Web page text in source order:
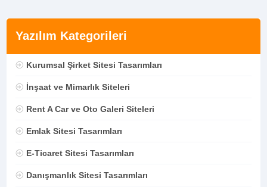
Yazılım Kategorileri
Kurumsal Şirket Sitesi Tasarımları
İnşaat ve Mimarlık Siteleri
Rent A Car ve Oto Galeri Siteleri
Emlak Sitesi Tasarımları
E-Ticaret Sitesi Tasarımları
Danışmanlık Sitesi Tasarımları